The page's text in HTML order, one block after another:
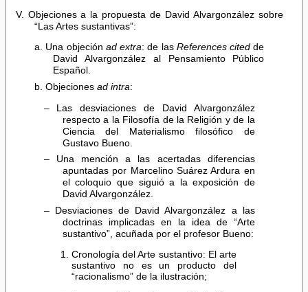
V. Objeciones a la propuesta de David Alvargonzález sobre
“Las Artes sustantivas”:
a. Una objeción ad extra: de las References cited de
David Alvargonzález al Pensamiento Público
Español.
b. Objeciones ad intra:
– Las desviaciones de David Alvargonzález
respecto a la Filosofía de la Religión y de la
Ciencia del Materialismo filosófico de
Gustavo Bueno.
– Una mención a las acertadas diferencias
apuntadas por Marcelino Suárez Ardura en
el coloquio que siguió a la exposición de
David Alvargonzález.
– Desviaciones de David Alvargonzález a las
doctrinas implicadas en la idea de “Arte
sustantivo”, acuñada por el profesor Bueno:
Cronología del Arte sustantivo: El arte
sustantivo no es un producto del
“racionalismo” de la ilustración;